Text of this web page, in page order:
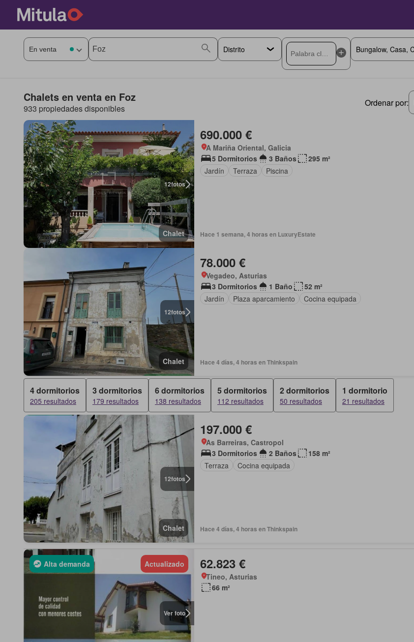
Chalets en venta en Foz
933 propiedades disponibles
Ordenar por:
12fotos
Chalet
690.000 €
A Mariña Oriental, Galicia
5 Dormitorios
3 Baños
295 m²
Jardín
Terraza Piscina
Hace 1 semana, 4 horas en LuxuryEstate
12fotos
Chalet
78.000 €
Vegadeo, Asturias
3 Dormitorios
1 Baño
52 m²
Jardín
Plaza aparcamiento Cocina equipada
Hace 4 días, 4 horas en Thinkspain
4 dormitorios
205 resultados
3 dormitorios
179 resultados
6 dormitorios
138 resultados
5 dormitorios
112 resultados
2 dormitorios
50 resultados
1 dormitorio
21 resultados
12fotos
Chalet
197.000 €
As Barreiras, Castropol
3 Dormitorios
2 Baños
158 m²
Terraza
Cocina equipada
Hace 4 días, 4 horas en Thinkspain
Ver foto
Alta demanda Actualizado 62.823 €
Tineo, Asturias
66 m²